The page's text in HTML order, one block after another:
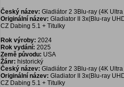
Český název: Gladiátor 2 3Blu-ray (4K
Originální název: Gladiator II 3x(Blu-ray
CZ Dabing 5.1 + Titulky
Rok výroby: 2024
Rok vydání: 2025
Země původu: USA
Žánr: historický
Český název: Gladiátor 2 3Blu-ray (4K
Originální název: Gladiator II 3x(Blu-ray
CZ Dabing 5.1 + Titulky